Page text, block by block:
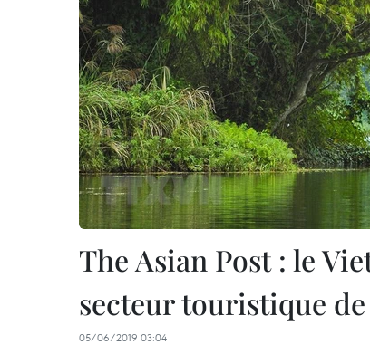
The Asian Post : le
secteur touristique
05/06/2019 03:04